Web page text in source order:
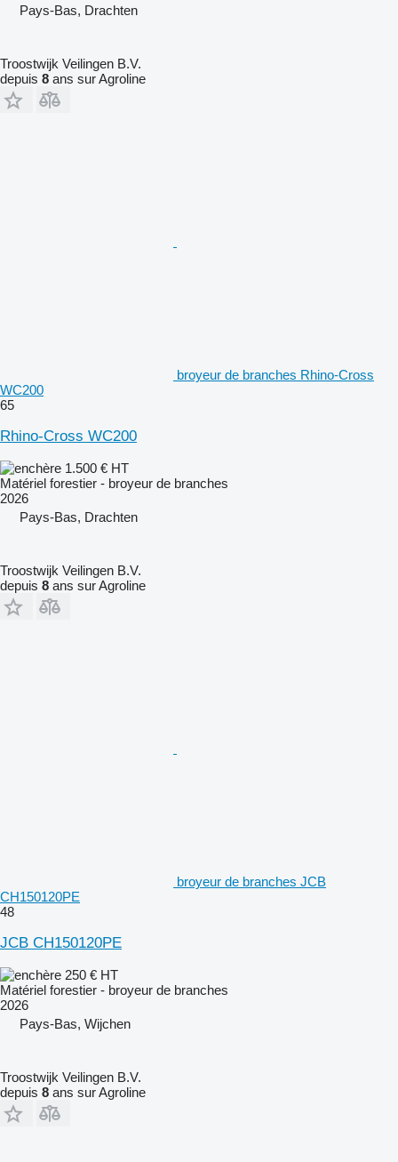
Pays-Bas, Drachten
Troostwijk Veilingen B.V.
depuis 8 ans sur Agroline
broyeur de branches Rhino-Cross
WC200
65
Rhino-Cross WC200
1.500 € HT
Matériel forestier - broyeur de branches
2026
Pays-Bas, Drachten
Troostwijk Veilingen B.V.
depuis 8 ans sur Agroline
broyeur de branches JCB
CH150120PE
48
JCB CH150120PE
250 € HT
Matériel forestier - broyeur de branches
2026
Pays-Bas, Wijchen
Troostwijk Veilingen B.V.
depuis 8 ans sur Agroline